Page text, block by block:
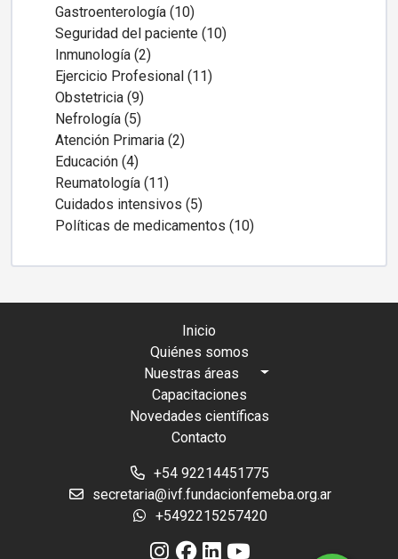
Gastroenterología (10)
Seguridad del paciente (10)
Inmunología (2)
Ejercicio Profesional (11)
Obstetricia (9)
Nefrología (5)
Atención Primaria (2)
Educación (4)
Reumatología (11)
Cuidados intensivos (5)
Políticas de medicamentos (10)
Inicio
Quiénes somos
Nuestras áreas
Capacitaciones
Novedades científicas
Contacto
+54 92214451775
secretaria@ivf.fundacionfemeba.org.ar
+5492215257420